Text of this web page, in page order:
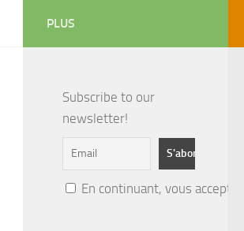
PLUS
Subscribe to our
newsletter!
En continuant, vous